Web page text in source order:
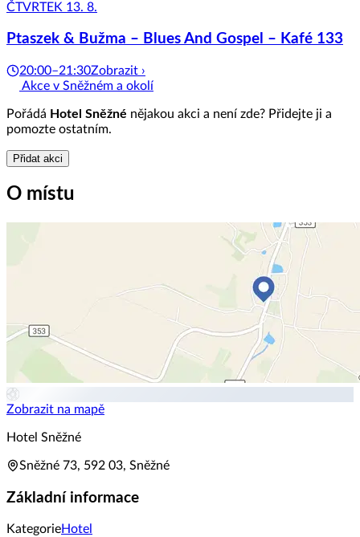
ČTVRTEK 13. 8.
Ptaszek & Bužma – Blues And Gospel – Kafé 133
20:00–21:30Zobrazit ›
Akce v Sněžném a okolí
Pořádá Hotel Sněžné nějakou akci a není zde? Přidejte ji a
pomozte ostatním.
Přidat akci
O místu
Zobrazit na mapě
Hotel Sněžné
Sněžné 73, 592 03, Sněžné
Základní informace
KategorieHotel